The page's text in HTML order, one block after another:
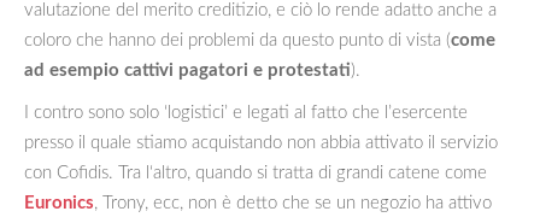
valutazione del merito creditizio, e ciò lo rende adatto anche a
coloro che hanno dei problemi da questo punto di vista (come
ad esempio cattivi pagatori e protestati).
I contro sono solo ‘logistici’ e legati al fatto che l’esercente
presso il quale stiamo acquistando non abbia attivato il servizio
con Cofidis. Tra l‘altro, quando si tratta di grandi catene come
Euronics, Trony, ecc, non è detto che se un negozio ha attivo